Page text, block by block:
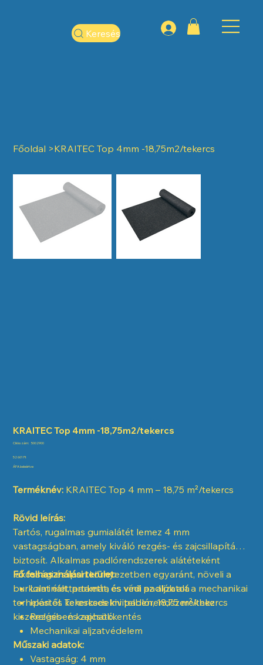
Keresés
Főoldal >KRAITEC Top 4mm -18,75m2/tekercs
KRAITEC Top 4mm -18,75m2/tekercs
Cikkszám: Cikkszám:
5002900
Ár
52 601 Ft
ÁFA beleértve
Terméknév: KRAITEC Top 4 mm – 18,75 m²/tekercs
Rövid leírás:
Tartós, rugalmas gumialátét lemez 4 mm
vastagságban, amely kiváló rezgés- és zajcsillapítást
biztosít. Alkalmas padlórendszerek alátéteként
lakossági és ipari környezetben egyaránt, növeli a
burkolat élettartamát, és védi az aljzatot a mechanikai
terheléstől. Tekercses kivitelben, 18,75 m²/tekercs
kiszerelésben kapható.
Fő felhasználási terület:
Laminált, parketta és vinil padlók alá
Ipari és kereskedelmi padlórendszerekhez
Rezgés- és zajcsökkentés
Mechanikai aljzatvédelem
Műszaki adatok:
Vastagság: 4 mm